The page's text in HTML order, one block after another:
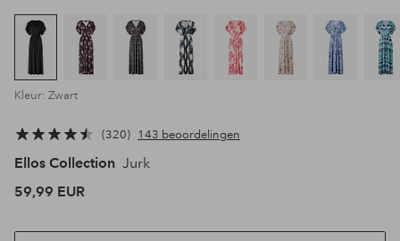
Kleur: Zwart
320 143 beoordelingen
Ellos Collection Jurk
59,99 EUR